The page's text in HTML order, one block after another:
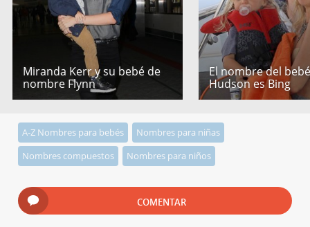
Miranda Kerr y su bebé de
nombre Flynn
El nombre del
Hudson es Bing
A-Z Nombres para bebés
Nombres para niñas
Nombres compuestos
Nombres para niños
COMENTAR